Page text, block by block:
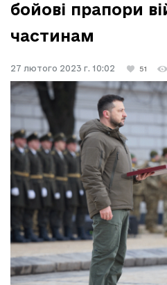
бойові прапори
частинам
27 лютого 2023 г. 10:02 51